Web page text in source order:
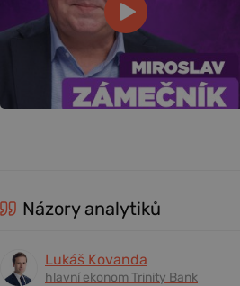
Názory analytiků
Lukáš Kovanda
hlavní ekonom Trinity Bank